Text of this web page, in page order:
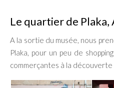
Le quartier de Plaka,
A la sortie du musée, nous
Plaka, pour un peu de
commerçantes à la découverte